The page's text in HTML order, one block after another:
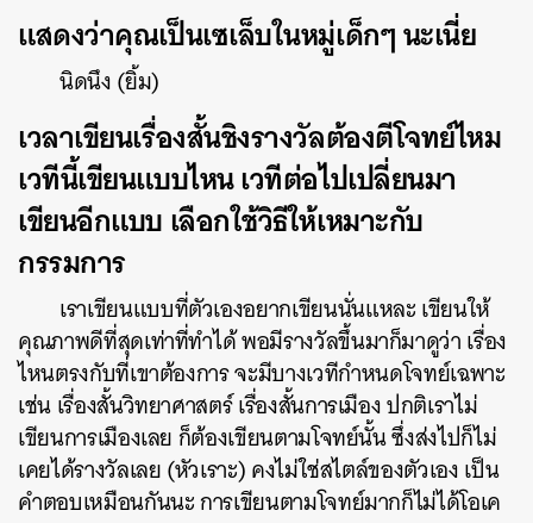
แสดงว่าคุณเป็นเซเล็บในหมู่เด็กๆ นะเนี่ย
นิดนึง (ยิ้ม)
เวลาเขียนเรื่องสั้นชิงรางวัลต้องตีโจทย์ไหม
เวทีนี้เขียนแบบไหน เวทีต่อไปเปลี่ยนมา
เขียนอีกแบบ เลือกใช้วิธีให้เหมาะกับ
กรรมการ
เราเขียนแบบที่ตัวเองอยากเขียนนั่นแหละ เขียนให้
คุณภาพดีที่สุดเท่าที่ทำได้ พอมีรางวัลขึ้นมาก็มาดูว่า เรื่อง
ไหนตรงกับที่เขาต้องการ จะมีบางเวทีกำหนดโจทย์เฉพาะ
เช่น เรื่องสั้นวิทยาศาสตร์ เรื่องสั้นการเมือง ปกติเราไม่
เขียนการเมืองเลย ก็ต้องเขียนตามโจทย์นั้น ซึ่งส่งไปก็ไม่
เคยได้รางวัลเลย (หัวเราะ) คงไม่ใช่สไตล์ของตัวเอง เป็น
คำตอบเหมือนกันนะ การเขียนตามโจทย์มากก็ไม่ได้โอเค